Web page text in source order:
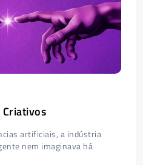
artificiais, a indústria
nem imaginava há